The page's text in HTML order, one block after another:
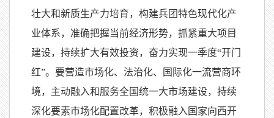
壮大和新质生产力培育，构建兵团特色现代化产
业体系，准确把握当前经济形势，抓紧重大项目
建设，持续扩大有效投资，奋力实现一季度“开门
红”。要营造市场化、法治化、国际化一流营商环
境，主动融入和服务全国统一大市场建设，持续
深化要素市场化配置改革，积极融入国家向西开